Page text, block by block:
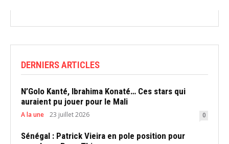
DERNIERS ARTICLES
N’Golo Kanté, Ibrahima Konaté… Ces stars qui
auraient pu jouer pour le Mali
A la une 23 juillet 2026 0
Sénégal : Patrick Vieira en pole position pour